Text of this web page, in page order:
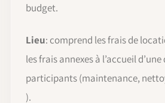
budget.
Lieu: comprend les frais de
les frais annexes à l’accueil
participants (maintenance,
).